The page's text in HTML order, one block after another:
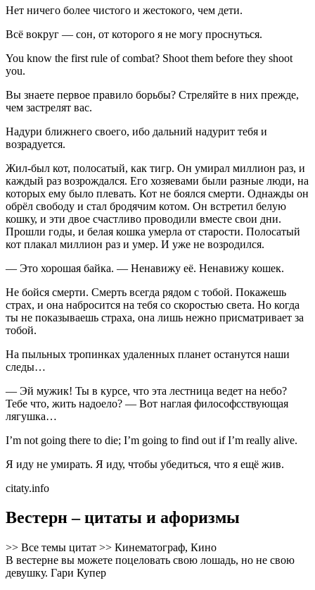
Нет ничего более чистого и жестокого, чем дети.
Всё вокруг — сон, от которого я не могу проснуться.
You know the first rule of combat? Shoot them before they shoot
you.
Вы знаете первое правило борьбы? Стреляйте в них прежде,
чем застрелят вас.
Надури ближнего своего, ибо дальний надурит тебя и
возрадуется.
Жил-был кот, полосатый, как тигр. Он умирал миллион раз, и
каждый раз возрождался. Его хозяевами были разные люди, на
которых ему было плевать. Кот не боялся смерти. Однажды он
обрёл свободу и стал бродячим котом. Он встретил белую
кошку, и эти двое счастливо проводили вместе свои дни.
Прошли годы, и белая кошка умерла от старости. Полосатый
кот плакал миллион раз и умер. И уже не возродился.
— Это хорошая байка. — Ненавижу её. Ненавижу кошек.
Не бойся смерти. Смерть всегда рядом с тобой. Покажешь
страх, и она набросится на тебя со скоростью света. Но когда
ты не показываешь страха, она лишь нежно присматривает за
тобой.
На пыльных тропинках удаленных планет останутся наши
следы…
— Эй мужик! Ты в курсе, что эта лестница ведет на небо?
Тебе что, жить надоело? — Вот наглая философсствующая
лягушка…
I’m not going there to die; I’m going to find out if I’m really alive.
Я иду не умирать. Я иду, чтобы убедиться, что я ещё жив.
citaty.info
Вестерн – цитаты и афоризмы
>> Все темы цитат >> Кинематограф, Кино
В вестерне вы можете поцеловать свою лошадь, но не свою
девушку. Гари Купер